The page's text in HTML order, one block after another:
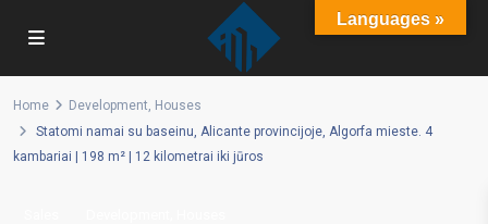
Home Development, Houses
Statomi namai su baseinu, Alicante provincijoje, Algorfa mieste. 4
kambariai | 198 m² | 12 kilometrai iki jūros
Languages »